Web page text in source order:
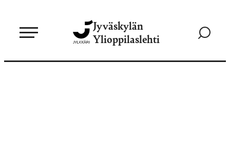
sisältöön
Jyväskylän
Ylioppilaslehti
Siirry